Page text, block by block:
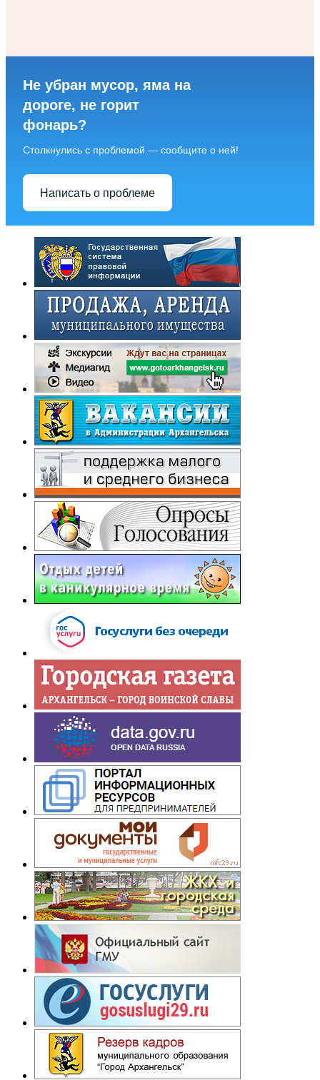
Не убран мусор, яма на
дороге, не горит
фонарь?
Столкнулись с проблемой — сообщите о ней!
Написать о проблеме